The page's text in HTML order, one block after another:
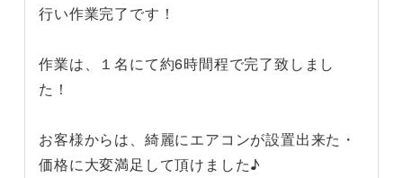
行い作業完了です！
作業は、１名にて約6時間程で完了致しまし
た！
お客様からは、綺麗にエアコンが設置出来た・
価格に大変満足して頂けました♪